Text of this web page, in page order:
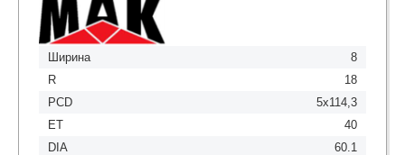
Ширина
8
R
18
PCD
5x114,3
ET
40
DIA
60.1